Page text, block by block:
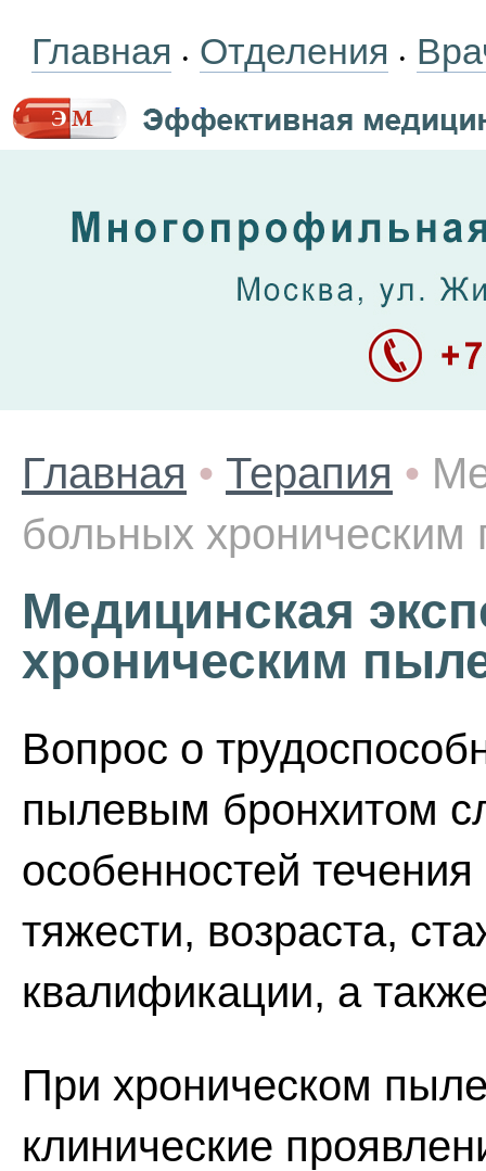
Главная • Отделения •
Главная • Терапия •
больных
Медицинская
хроническим
Вопрос о
пылевым бронхитом
особенностей
тяжести, возраста,
квалификации, а
При хроническом
клинические